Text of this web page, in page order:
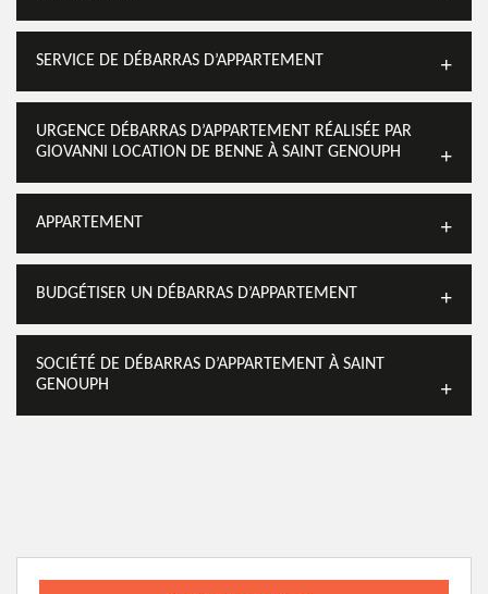
SERVICE DE DÉBARRAS D’APPARTEMENT
URGENCE DÉBARRAS D’APPARTEMENT RÉALISÉE PAR
GIOVANNI LOCATION DE BENNE À SAINT GENOUPH
APPARTEMENT
BUDGÉTISER UN DÉBARRAS D’APPARTEMENT
SOCIÉTÉ DE DÉBARRAS D’APPARTEMENT À SAINT
GENOUPH